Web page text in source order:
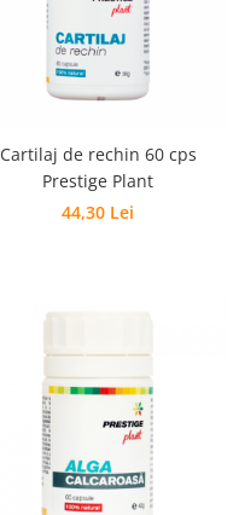
Cartilaj de rechin 60 cps
Prestige Plant
44,30 Lei